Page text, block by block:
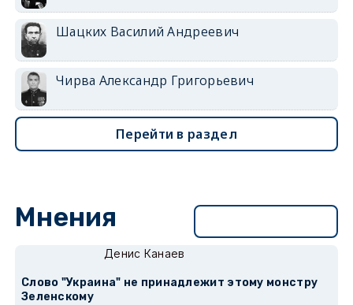
Шацких Василий Андреевич
Чирва Александр Григорьевич
Перейти в раздел
Мнения
Денис Канаев
Слово "Украина" не принадлежит этому монстру
Зеленскому